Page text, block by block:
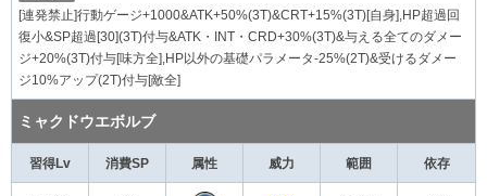
[連発禁止]行動ゲージ+1000&ATK+50%(3T)&CRT+15%(3T)[自身],HP超過回
復小&SP超過[30](3T)付与&ATK・INT・CRD+30%(3T)&与える全てのダメー
ジ+20%(3T)付与[味方全],HP以外の基礎パラメータ-25%(2T)&受けるダメー
ジ10%アップ(2T)付与[敵全]
ミャクドウエボルブ
習得Lv 消費SP 属性 威力 範囲 依存